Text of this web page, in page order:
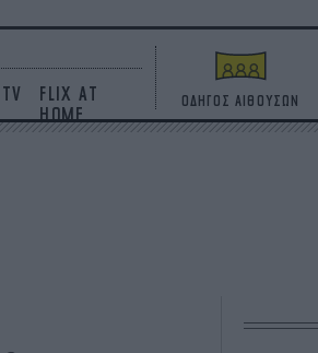
TV
FLIX AT
HOME
ΟΔΗΓΟΣ ΑΙΘΟΥΣΩΝ